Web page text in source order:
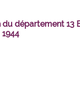
du département
1944